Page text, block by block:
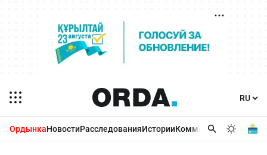
ОрдынкаНовостиРасследованияИсторииКомментарииБизнес